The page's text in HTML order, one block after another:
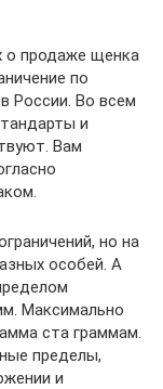
о продаже щенка
по
России. Во всем
и
Вам
но на
особей. А
Максимально
ста граммам.
пределы,
и